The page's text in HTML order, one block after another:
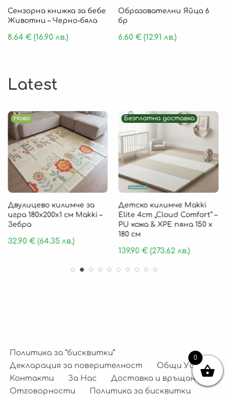
Сензорна книжка за бебе
Животни – Черно-бяла
8.64 € (16.90 лв.)
Образователни Яйца 6
бр
6.60€ (12.91 лв.)
Latest
Ново
Двулицево килимче за
игра 180х200х1 см Makki –
Зебра
32.90 €(64.35 лв.)
Безплатна доставка
Детско килимче Makki
Elite 4cm „Cloud Comfort“ –
PU кожа & XPE пяна 150 х
180 см
139.90€(273.62 лв.)
Политика за “бисквитки”
Декларация за поверителност
Общи Условия
Контакти
За Нас
Доставка и връщане
Отговорности
Политика за бисквитки
0